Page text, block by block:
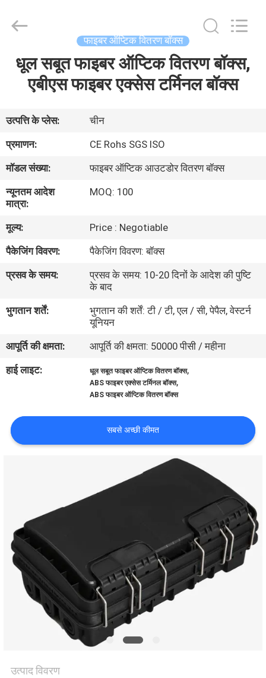
घर
हमारे
बारे
कारखाना
भ्रमण
गुणवत्ता
नियंत्रण
संपर्क
करें
मामलों
गोपनीयता
नीति
supplier.
Copyright
Shenzhen
All
Rights
Developed
by
फाइबर ऑप्टिक वितरण बॉक्स
धूल सबूत फाइबर ऑप्टिक वितरण बॉक्स,
एबीएस फाइबर एक्सेस टर्मिनल बॉक्स
उत्पत्ति के प्लेस:
चीन
प्रमाणन:
CE Rohs SGS ISO
मॉडल संख्या:
फाइबर ऑप्टिक आउटडोर वितरण बॉक्स
न्यूनतम आदेश
मात्रा:
MOQ: 100
मूल्य:
Price : Negotiable
पैकेजिंग विवरण:
पैकेजिंग विवरण: बॉक्स
प्रसव के समय:
प्रसव के समय: 10-20 दिनों के आदेश की पुष्टि
के बाद
भुगतान शर्तें:
भुगतान की शर्तें: टी / टी, एल / सी, पेपैल, वेस्टर्न
यूनियन
आपूर्ति की क्षमता:
आपूर्ति की क्षमता: 50000 पीसी / महीना
हाई लाइट:
धूल सबूत फाइबर ऑप्टिक वितरण बॉक्स,
ABS फाइबर एक्सेस टर्मिनल बॉक्स,
ABS फाइबर ऑप्टिक वितरण बॉक्स
सबसे अच्छी कीमत
उत्पाद विवरण